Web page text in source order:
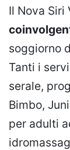
Il Nova Siri
soggiorno
Tanti i
serale,
Bimbo,
per adulti